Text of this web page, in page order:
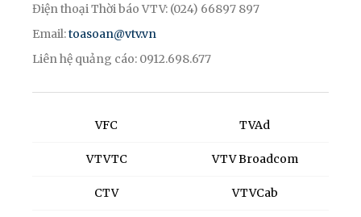
Điện thoại Thời báo VTV: (024) 66897 897
Email:toasoan@vtv.vn
Liên hệ quảng cáo: 0912.698.677
VFC
VTVTC
CTV
TVAd
VTV Broadcom
VTVCab